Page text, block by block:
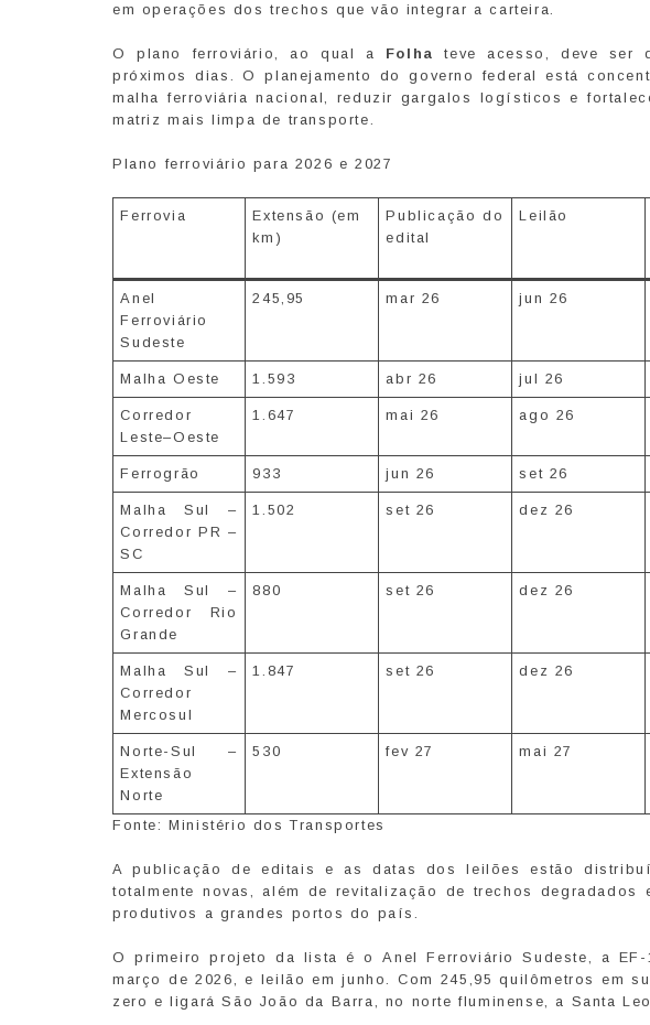
em operações dos trechos que vão integrar a carteira.
O plano ferroviário, ao qual a Folha
teve acesso, deve ser
próximos dias. O planejamento do governo federal está
malha ferroviária nacional, reduzir gargalos logísticos e
matriz mais limpa de transporte.
Plano ferroviário para 2026 e 2027
Ferrovia
Extensão (em
km)
Publicação do
edital
Leilão
Anel
Ferroviário
Sudeste
245,95 mar 26 jun 26
Malha Oeste 1.593 abr 26 jul 26
Corredor
Leste–Oeste
1.647 mai 26 ago 26
Ferrogrão 933 jun 26 set 26
Malha Sul –
Corredor PR –
SC
1.502 set 26 dez 26
Malha Sul –
Corredor Rio
Grande
880 set 26 dez 26
Malha Sul –
Corredor
Mercosul
1.847 set 26 dez 26
Norte-Sul –
Extensão
Norte
530 fev 27 mai 27
Fonte: Ministério dos Transportes
A publicação de editais e as datas dos leilões estão
totalmente novas, além de revitalização de trechos
produtivos a grandes portos do país.
O primeiro projeto da lista é o Anel Ferroviário Sudeste, a
março de 2026, e leilão em junho. Com 245,95 quilômetros em
zero e ligará São João da Barra, no norte fluminense, a Santa